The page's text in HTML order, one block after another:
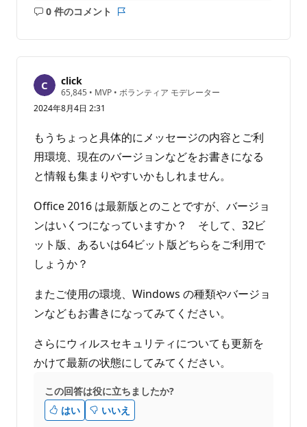
0 件のコメント
コ
ト
は
あ
り
せ
ト
click
65,845 評
の
イ
ン
ト
• MVP • ボランティア モデレーター
2024年8月4日 2:31
もうちょっと具体的にメッセージの内容とご利
用環境、現在のバージョンなどをお書きになる
と情報も集まりやすいかもしれません。
Office 2016 は最新版とのことですが、バージョ
ンはいくつになっていますか？ そして、32ビ
ット版、あるいは64ビット版どちらをご利用で
しょうか？
またご使用の環境、Windows の種類やバージョ
ンなどもお書きになってみてください。
さらにウィルスセキュリティについても更新を
かけて最新の状態にしてみてください。
この回答は役に立ちましたか?
はい
いいえ